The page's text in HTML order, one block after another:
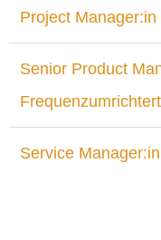
Project Manager:in
Senior Product
Service Manager:in